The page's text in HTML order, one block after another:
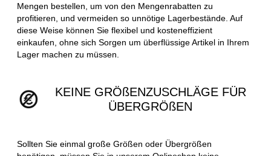
Mengen bestellen, um von den Mengenrabatten zu
profitieren, und vermeiden so unnötige Lagerbestände. Auf
diese Weise können Sie flexibel und kosteneffizient
einkaufen, ohne sich Sorgen um überflüssige Artikel in Ihrem
Lager machen zu müssen.
KEINE GRÖßENZUSCHLÄGE FÜR
ÜBERGRÖßEN
Sollten Sie einmal große Größen oder Übergrößen